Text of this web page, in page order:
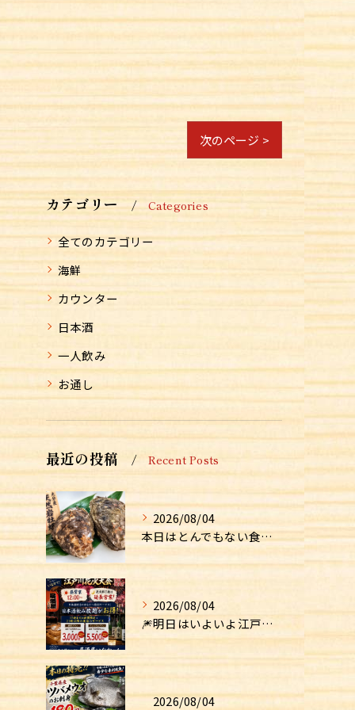
次のページ >
カテゴリー Categories
全てのカテゴリー
海鮮
カウンター
日本酒
一人飲み
お通し
最近の投稿 Recent Posts
2026/08/04
本日はとんでもない食材が入荷しました！！
2026/08/04
🎆明日はいよいよ江戸川花火大会！🎆
2026/08/04